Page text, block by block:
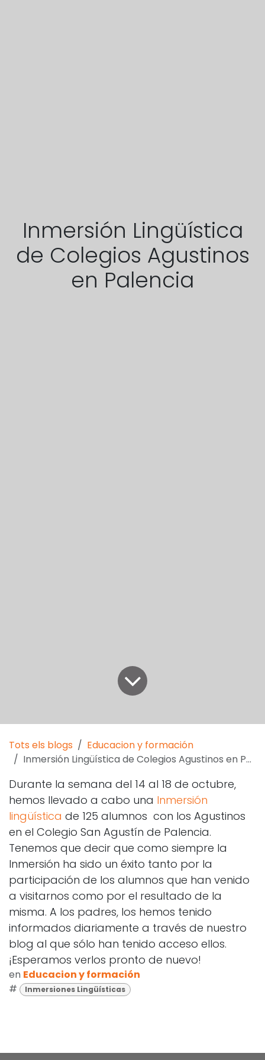
Inmersión Lingüística
de Colegios Agustinos
en Palencia
Tots els blogs
Educacion y formación
Inmersión Lingüística de Colegios Agustinos en Palencia
Durante la semana del 14 al 18 de octubre,
hemos llevado a cabo una Inmersión
lingüística de 125 alumnos con los Agustinos
en el Colegio San Agustín de Palencia.
Tenemos que decir que como siempre la
Inmersión ha sido un éxito tanto por la
participación de los alumnos que han venido
a visitarnos como por el resultado de la
misma. A los padres, los hemos tenido
informados diariamente a través de nuestro
blog al que sólo han tenido acceso ellos.
¡Esperamos verlos pronto de nuevo!
en Educacion y formación
#
Inmersiones Lingüísticas